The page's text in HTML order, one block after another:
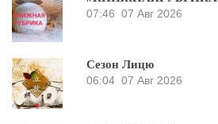
07:46 07 Авг 2026
Сезон Лицю
06:04 07 Авг 2026